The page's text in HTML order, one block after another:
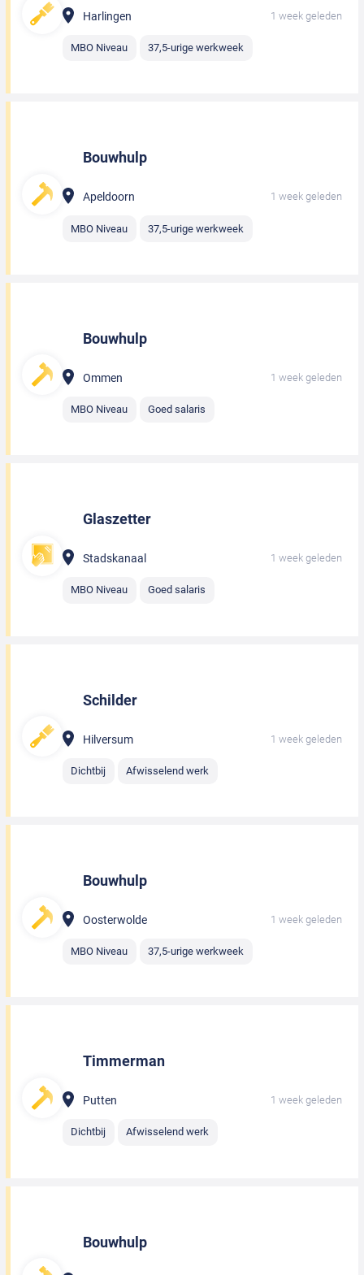
Harlingen 1 week geleden
MBO Niveau 37,5-urige werkweek
Bouwhulp
Apeldoorn 1 week geleden
MBO Niveau 37,5-urige werkweek
Bouwhulp
Ommen 1 week geleden
MBO Niveau Goed salaris
Glaszetter
Stadskanaal 1 week geleden
MBO Niveau Goed salaris
Schilder
Hilversum 1 week geleden
Dichtbij Afwisselend werk
Bouwhulp
Oosterwolde 1 week geleden
MBO Niveau 37,5-urige werkweek
Timmerman
Putten 1 week geleden
Dichtbij Afwisselend werk
Bouwhulp